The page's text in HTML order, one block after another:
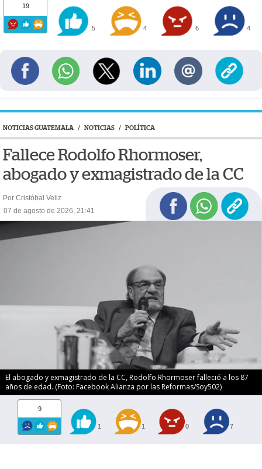
19
5 4 6 4
NOTICIAS GUATEMALA / NOTICIAS / POLÍTICA
Fallece Rodolfo Rhormoser,
abogado y exmagistrado de la CC
Por Cristóbal Veliz
07 de agosto de 2026, 21:41
El abogado y exmagistrado de la CC, Rodolfo Rhormoser falleció a los 87
años de edad. (Foto: Facebook Alianza por las Reformas/Soy502)
9
1 1 0 7